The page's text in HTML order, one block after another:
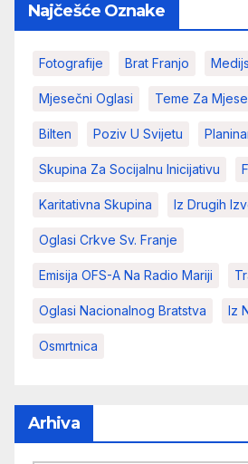
Najčešće Oznake
Fotografije Brat Franjo
Mjesečni Oglasi Teme Za
Bilten Poziv U Svijetu
Skupina Za Socijalnu Inicijativu
Karitativna Skupina Iz Drugih
Oglasi Crkve Sv. Franje
Emisija OFS-A Na Radio Mariji
Oglasi Nacionalnog Bratstva Iz
Osmrtnica
Arhiva